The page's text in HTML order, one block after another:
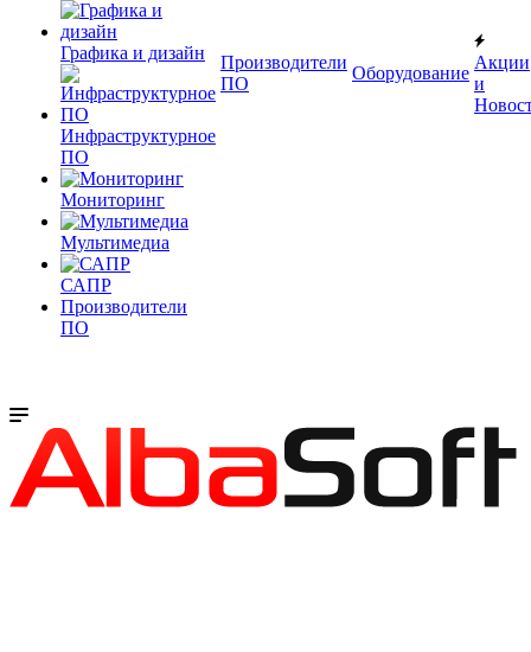
Графика и дизайн
Инфраструктурное
ПО
Мониторинг
Мультимедиа
САПР
Производители
ПО
Производители
ПО
Оборудование
Акции
и